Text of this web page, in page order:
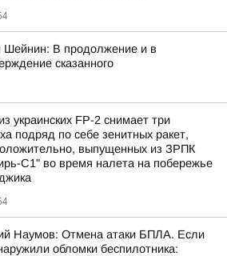
Шейнин: В продолжение и в
сказанного
украинских FP-2 снимает три
подряд по себе зенитных ракет,
выпущенных из ЗРПК
С1" во время налета на побережье
Наумов: Отмена атаки БПЛА. Если
обломки беспилотника: